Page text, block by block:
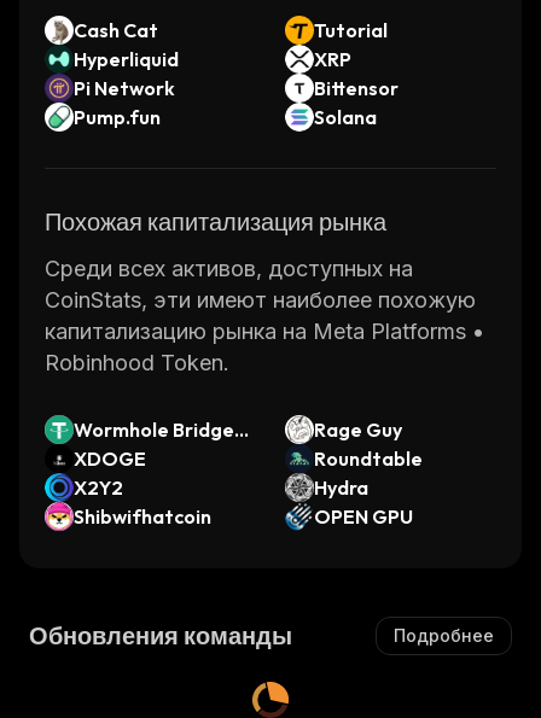
Cash Cat
Tutorial
Hyperliquid
XRP
Pi Network
Bittensor
Pump.fun
Solana
Похожая капитализация рынка
Среди всех активов, доступных на
CoinStats, эти имеют наиболее похожую
капитализацию рынка на Meta Platforms •
Robinhood Token.
Wormhole Bridged
USDT (Kaia)
Rage Guy
XDOGE
Roundtable
X2Y2
Hydra
Shibwifhatcoin
OPEN GPU
Обновления команды Подробнее